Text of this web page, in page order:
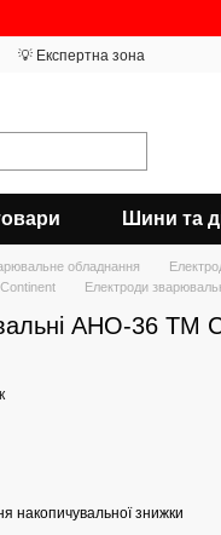
💡 Експертна зона
Шини та
обладнання
Електроди
АНО-36 ТМ
накопичувальної знижки